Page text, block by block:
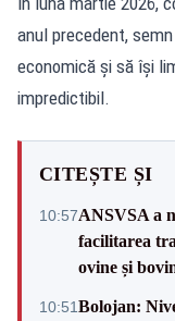
anul precedent,
economică și să își
impredictibil.
CITEȘTE ȘI
10:57ANSVSA a
facilitarea
ovine și
10:51Bolojan: